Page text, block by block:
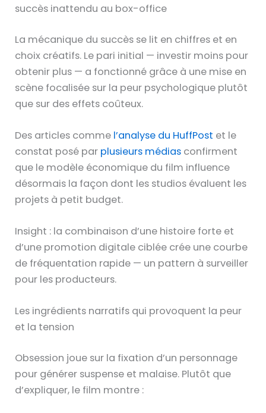
succès inattendu au box-office
La mécanique du succès se lit en chiffres et en
choix créatifs. Le pari initial — investir moins pour
obtenir plus — a fonctionné grâce à une mise en
scène focalisée sur la peur psychologique plutôt
que sur des effets coûteux.
Des articles comme l’analyse du HuffPost et le
constat posé par plusieurs médias confirment
que le modèle économique du film influence
désormais la façon dont les studios évaluent les
projets à petit budget.
Insight : la combinaison d’une histoire forte et
d’une promotion digitale ciblée crée une courbe
de fréquentation rapide — un pattern à surveiller
pour les producteurs.
Les ingrédients narratifs qui provoquent la peur
et la tension
Obsession joue sur la fixation d’un personnage
pour générer suspense et malaise. Plutôt que
d’expliquer, le film montre :